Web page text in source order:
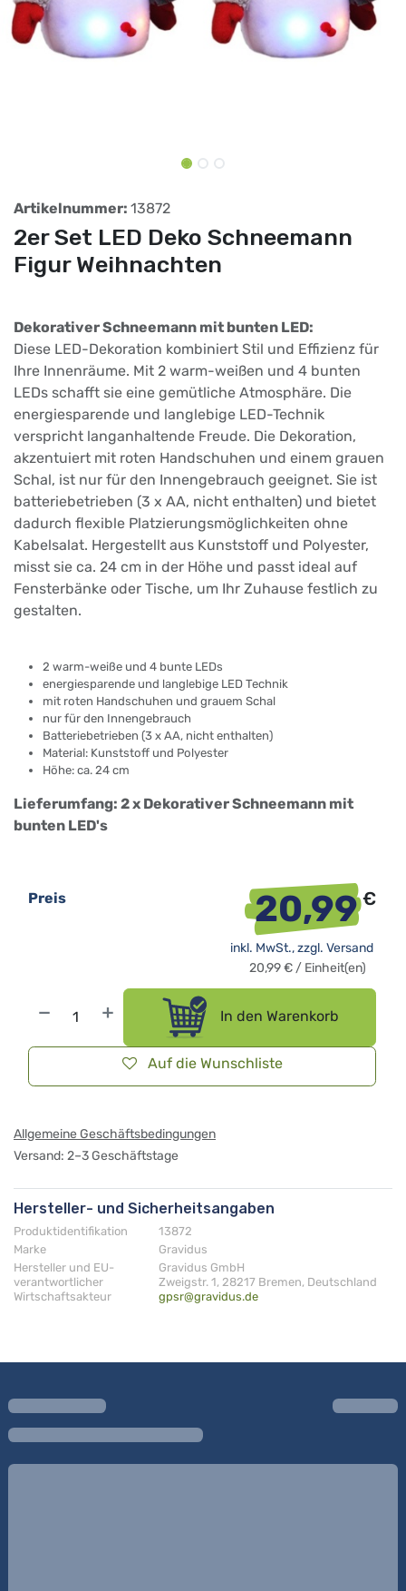
Artikelnummer: 13872
2er Set LED Deko Schneemann
Figur Weihnachten
Dekorativer Schneemann mit bunten LED:
Diese LED-Dekoration kombiniert Stil und Effizienz für
Ihre Innenräume. Mit 2 warm-weißen und 4 bunten
LEDs schafft sie eine gemütliche Atmosphäre. Die
energiesparende und langlebige LED-Technik
verspricht langanhaltende Freude. Die Dekoration,
akzentuiert mit roten Handschuhen und einem grauen
Schal, ist nur für den Innengebrauch geeignet. Sie ist
batteriebetrieben (3 x AA, nicht enthalten) und bietet
dadurch flexible Platzierungsmöglichkeiten ohne
Kabelsalat. Hergestellt aus Kunststoff und Polyester,
misst sie ca. 24 cm in der Höhe und passt ideal auf
Fensterbänke oder Tische, um Ihr Zuhause festlich zu
gestalten.
2 warm-weiße und 4 bunte LEDs
energiesparende und langlebige LED Technik
mit roten Handschuhen und grauem Schal
nur für den Innengebrauch
Batteriebetrieben (3 x AA, nicht enthalten)
Material: Kunststoff und Polyester
Höhe: ca. 24 cm
Lieferumfang: 2 x Dekorativer Schneemann mit
bunten LED's
In den Warenkorb
Auf die Wunschliste
Preis 20,99€
inkl. MwSt., zzgl. Versand
20,99€/ Einheit(en)
Allgemeine Geschäftsbedingungen
Versand: 2–3 Geschäftstage
Hersteller- und Sicherheitsangaben
Produktidentifikation
13872
Marke
Gravidus
Hersteller und EU-
verantwortlicher
Wirtschaftsakteur
Gravidus GmbH
Zweigstr. 1, 28217 Bremen, Deutschland
gpsr@gravidus.de